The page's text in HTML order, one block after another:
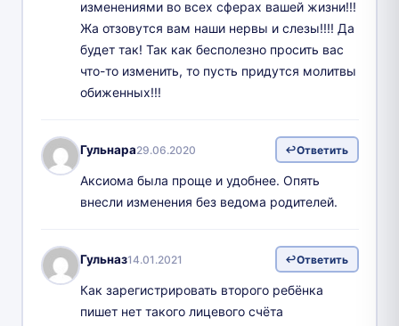
изменениями во всех сферах вашей жизни!!!
Жа отзовутся вам наши нервы и слезы!!!! Да
будет так! Так как бесполезно просить вас
что-то изменить, то пусть придутся молитвы
обиженных!!!
Гульнара29.06.2020 Ответить
Аксиома была проще и удобнее. Опять
внесли изменения без ведома родителей.
Гульназ14.01.2021 Ответить
Как зарегистрировать второго ребёнка
пишет нет такого лицевого счёта